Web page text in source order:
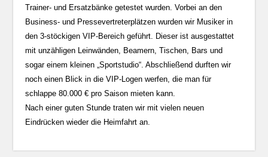
Trainer- und Ersatzbänke getestet wurden. Vorbei an den
Business- und Pressevertreterplätzen wurden wir Musiker in
den 3-stöckigen VIP-Bereich geführt. Dieser ist ausgestattet
mit unzähligen Leinwänden, Beamern, Tischen, Bars und
sogar einem kleinen „Sportstudio“. Abschließend durften wir
noch einen Blick in die VIP-Logen werfen, die man für
schlappe 80.000 € pro Saison mieten kann.
Nach einer guten Stunde traten wir mit vielen neuen
Eindrücken wieder die Heimfahrt an.